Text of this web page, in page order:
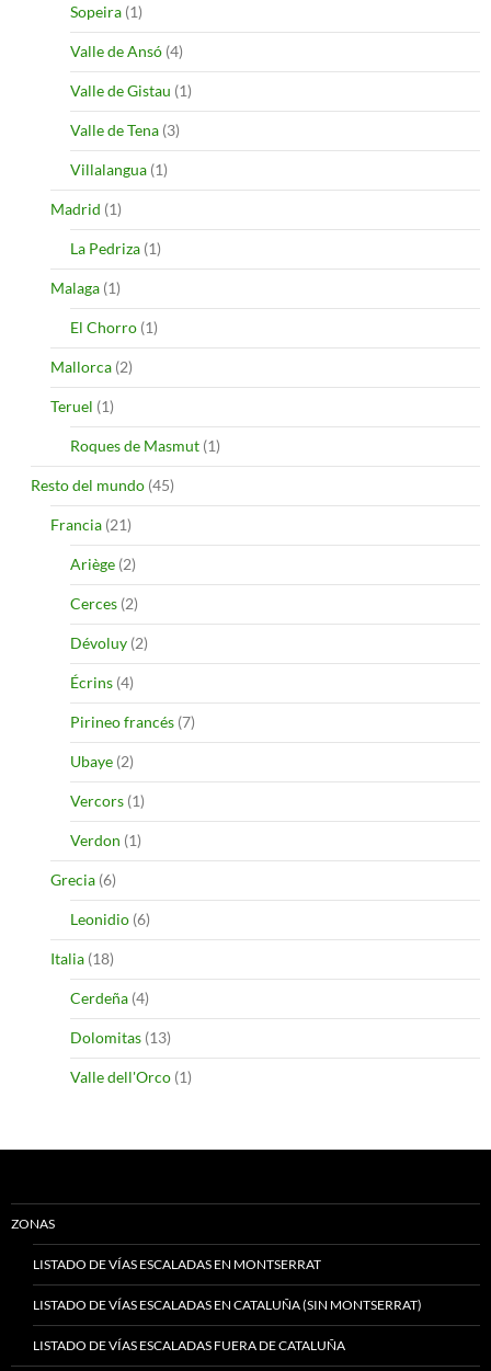
Sopeira (1)
Valle de Ansó (4)
Valle de Gistau (1)
Valle de Tena (3)
Villalangua (1)
Madrid (1)
La Pedriza (1)
Malaga (1)
El Chorro (1)
Mallorca (2)
Teruel (1)
Roques de Masmut (1)
Resto del mundo (45)
Francia (21)
Ariège (2)
Cerces (2)
Dévoluy (2)
Écrins (4)
Pirineo francés (7)
Ubaye (2)
Vercors (1)
Verdon (1)
Grecia (6)
Leonidio (6)
Italia (18)
Cerdeña (4)
Dolomitas (13)
Valle dell'Orco (1)
ZONAS
LISTADO DE VÍAS ESCALADAS EN MONTSERRAT
LISTADO DE VÍAS ESCALADAS EN CATALUÑA (SIN MONTSERRAT)
LISTADO DE VÍAS ESCALADAS FUERA DE CATALUÑA